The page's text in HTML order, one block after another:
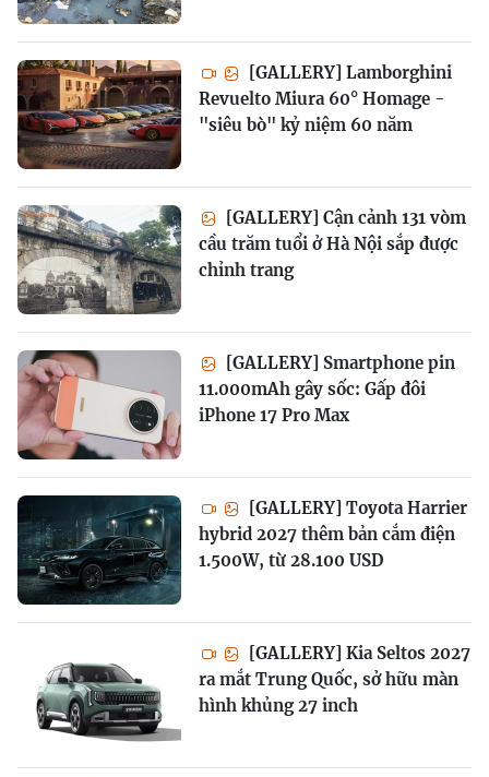
[GALLERY] Lamborghini
Revuelto Miura 60° Homage -
"siêu bò" kỷ niệm 60 năm
[GALLERY] Cận cảnh 131 vòm
cầu trăm tuổi ở Hà Nội sắp được
chỉnh trang
[GALLERY] Smartphone pin
11.000mAh gây sốc: Gấp đôi
iPhone 17 Pro Max
[GALLERY] Toyota Harrier
hybrid 2027 thêm bản cắm điện
1.500W, từ 28.100 USD
[GALLERY] Kia Seltos 2027
ra mắt Trung Quốc, sở hữu màn
hình khủng 27 inch